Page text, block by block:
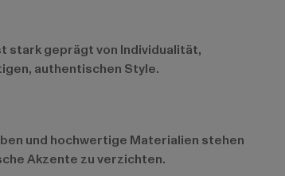
stark geprägt von Individualität,
authentischen Style.
und hochwertige Materialien stehen
Akzente zu verzichten.